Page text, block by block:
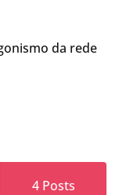
da rede
4Posts